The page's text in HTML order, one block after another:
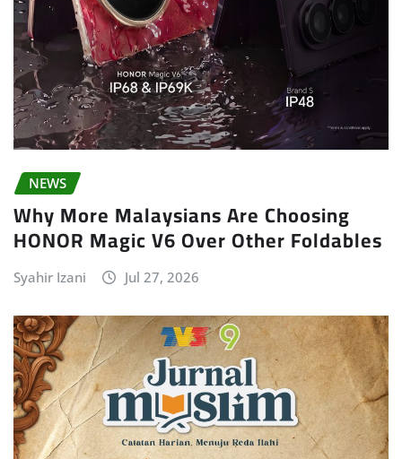
NEWS
Why More Malaysians Are Choosing
HONOR Magic V6 Over Other Foldables
Syahir Izani Jul 27, 2026